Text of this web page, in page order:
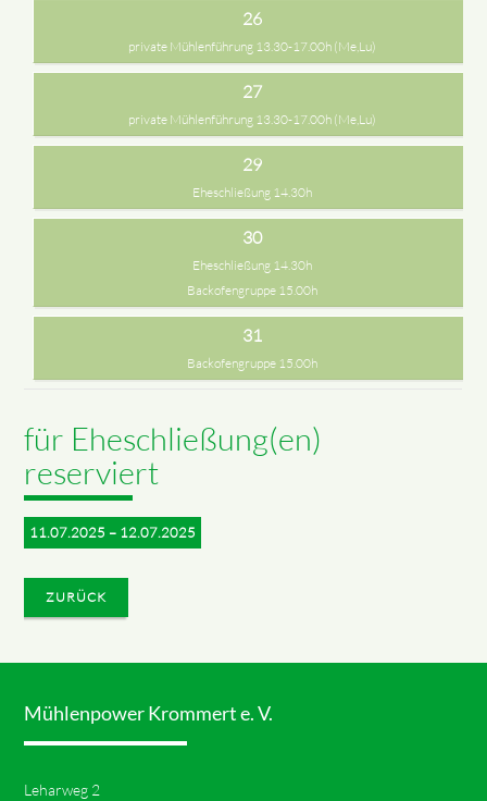
26
private Mühlenführung 13.30-17.00h (Me,Lu)
27
private Mühlenführung 13.30-17.00h (Me,Lu)
29
Eheschließung 14.30h
30
Eheschließung 14.30h
Backofengruppe 15.00h
31
Backofengruppe 15.00h
für Eheschließung(en)
reserviert
11.07.2025 – 12.07.2025
ZURÜCK
Mühlenpower Krommert e. V.
Leharweg 2